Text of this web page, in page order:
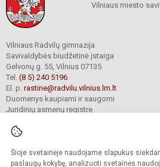
Šioje svetainėje naudojame slapukus
paslaugų kokybę, analizuoti svetainės
Vilniaus miesto
Vilniaus Radvilų gimnazija
Savivaldybės biudžetinė įstaiga
Gelvonų g. 55, Vilnius 07135
Tel. (8 5) 240 5196
El. p. rastine@radvilu.vilnius.lm.lt
Duomenys kaupiami ir saugomi
Juridinių asmenų registre
© 2022. Vilniaus Radvilų gimnazija.